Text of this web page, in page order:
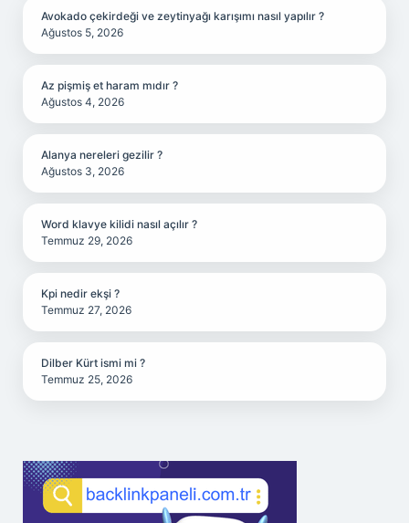
Avokado çekirdeği ve zeytinyağı karışımı nasıl yapılır ?
Ağustos 5, 2026
Az pişmiş et haram mıdır ?
Ağustos 4, 2026
Alanya nereleri gezilir ?
Ağustos 3, 2026
Word klavye kilidi nasıl açılır ?
Temmuz 29, 2026
Kpi nedir ekşi ?
Temmuz 27, 2026
Dilber Kürt ismi mi ?
Temmuz 25, 2026